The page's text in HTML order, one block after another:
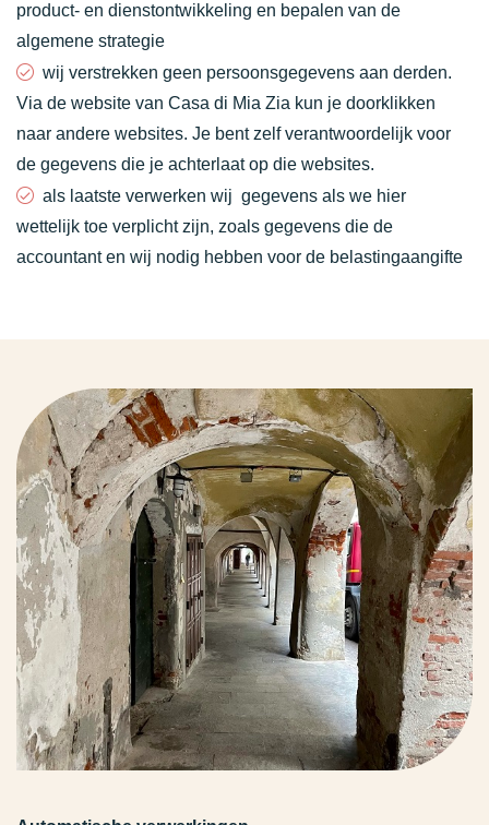
product- en dienstontwikkeling en bepalen van de
algemene strategie
wij verstrekken geen persoonsgegevens aan derden.
Via de website van Casa di Mia Zia kun je doorklikken
naar andere websites. Je bent zelf verantwoordelijk voor
de gegevens die je achterlaat op die websites.
als laatste verwerken wij gegevens als we hier
wettelijk toe verplicht zijn, zoals gegevens die de
accountant en wij nodig hebben voor de belastingaangifte